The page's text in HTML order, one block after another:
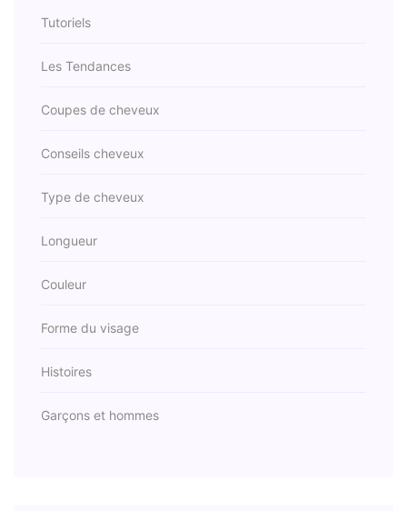
Tutoriels
Les Tendances
Coupes de cheveux
Conseils cheveux
Type de cheveux
Longueur
Couleur
Forme du visage
Histoires
Garçons et hommes